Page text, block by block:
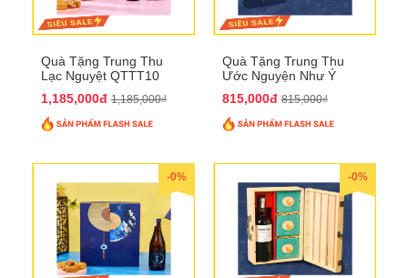
Quà Tặng Trung Thu
Lạc Nguyệt QTTT10
1,185,000đ 1,185,000₫
Quà Tặng Trung Thu
Ước Nguyện Như Ý
815,000đ 815,000₫
-0% -0%